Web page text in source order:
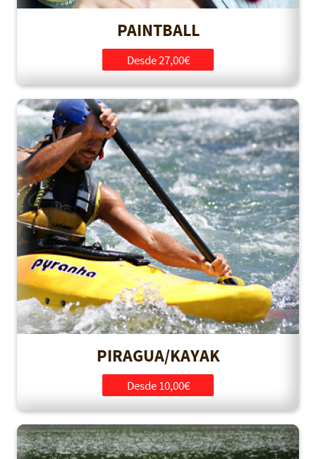
PAINTBALL
Desde 27,00€
PIRAGUA/KAYAK
Desde 10,00€